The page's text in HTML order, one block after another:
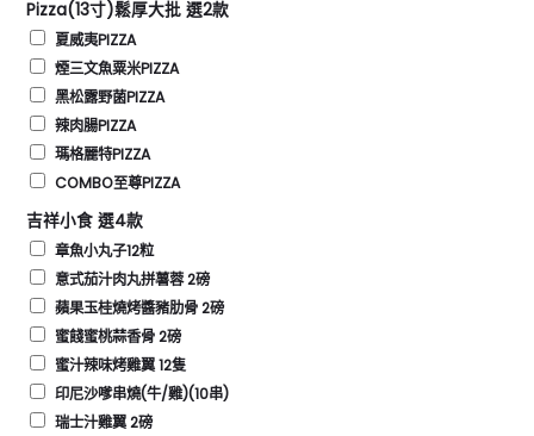
Pizza(13寸)鬆厚大批 選2款
夏威夷PIZZA
煙三文魚粟米PIZZA
黑松露野菌PIZZA
辣肉腸PIZZA
瑪格麗特PIZZA
COMBO至尊PIZZA
吉祥小食 選4款
章魚小丸子12粒
意式茄汁肉丸拼薯蓉 2磅
蘋果玉桂燒烤醬豬肋骨 2磅
蜜餞蜜桃蒜香骨 2磅
蜜汁辣味烤雞翼 12隻
印尼沙嗲串燒(牛/雞)(10串)
瑞士汁雞翼 2磅